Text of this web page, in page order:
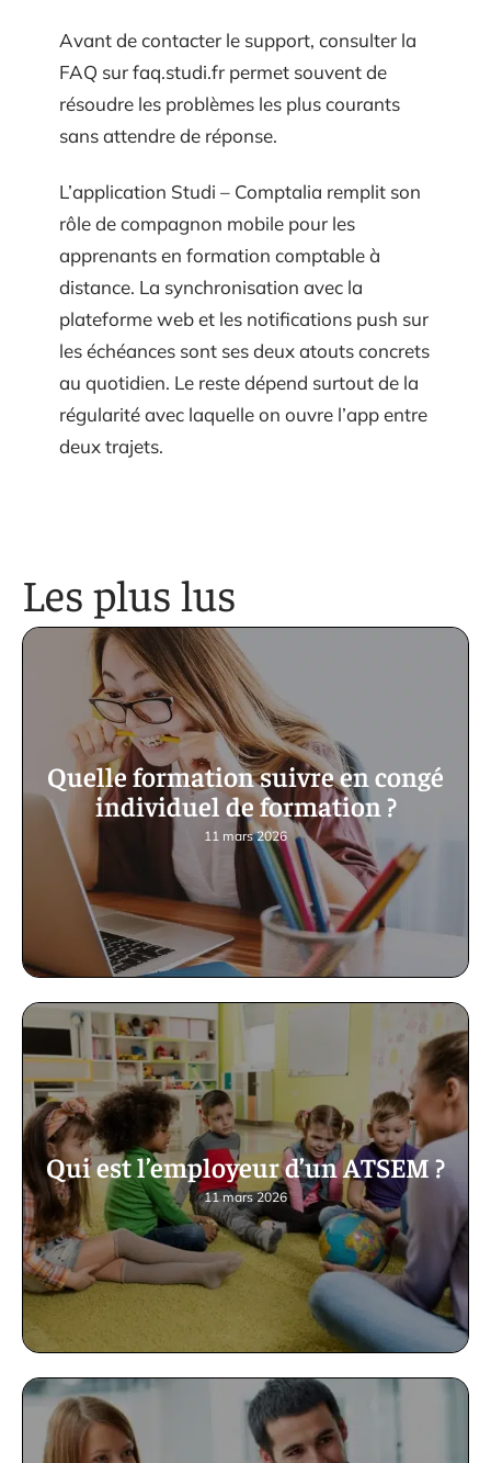
Avant de contacter le support, consulter la
FAQ sur faq.studi.fr permet souvent de
résoudre les problèmes les plus courants
sans attendre de réponse.
L’application Studi – Comptalia remplit son
rôle de compagnon mobile pour les
apprenants en formation comptable à
distance. La synchronisation avec la
plateforme web et les notifications push sur
les échéances sont ses deux atouts concrets
au quotidien. Le reste dépend surtout de la
régularité avec laquelle on ouvre l’app entre
deux trajets.
Les plus lus
Quelle formation suivre en congé
individuel de formation ?
11 mars 2026
Qui est l’employeur d’un ATSEM ?
11 mars 2026